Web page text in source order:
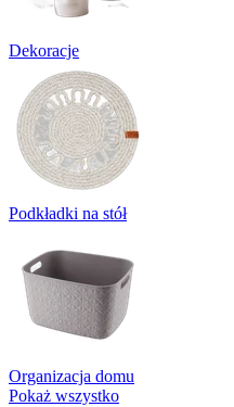
Dekoracje
Podkładki na stół
Organizacja domu
Pokaż wszystko